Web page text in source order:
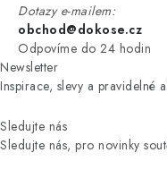
Dotazy e-mailem:
obchod@dokose.cz
Odpovíme do 24 hodin
Newsletter
Inspirace, slevy a pravidelné
Sledujte nás
Sledujte nás, pro novinky